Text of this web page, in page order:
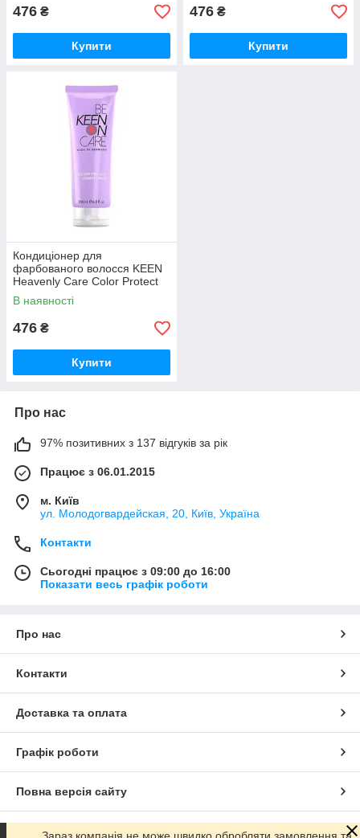
476 ₴
Купити
476 ₴
Купити
Кондиціонер для
фарбованого волосся KEEN
Heavenly Care Color Protect
Conditioner 200 мл
В наявності
476 ₴
Купити
Про нас
97% позитивних з 137 відгуків за рік
Працює з 06.01.2015
м. Київ
ул. Молодогвардейская, 20, Київ, Україна
Контакти
Сьогодні працює з 09:00 до 16:00
Показати весь графік роботи
Про нас
Контакти
Доставка та оплата
Графік роботи
Повна версія сайту
Сайт створено на маркетплейсіProm.ua